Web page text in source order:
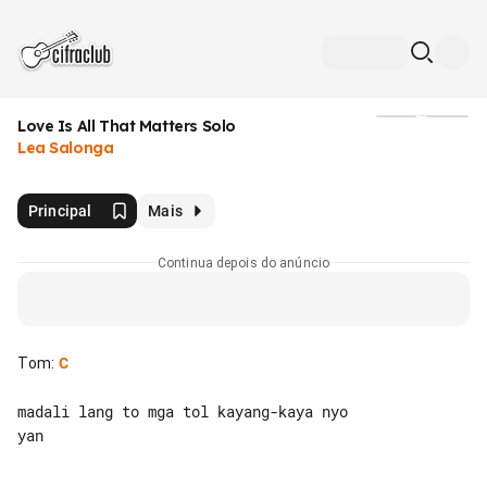
Love Is All That Matters Solo
Lea Salonga
Principal Mais
Continua depois do anúncio
Tom: C
madali lang to mga tol kayang-kaya nyo
yan